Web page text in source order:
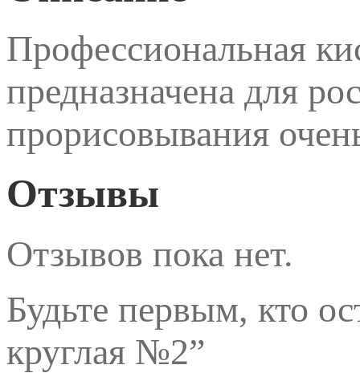
Профессиональная
предназначена для
прорисовывания
Отзывы
Отзывов пока нет.
Будьте первым, кто
круглая №2”